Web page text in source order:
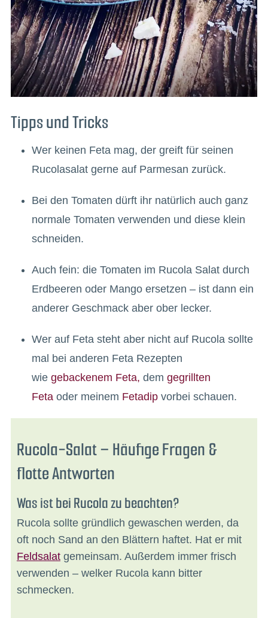
Tipps und Tricks
Wer keinen Feta mag, der greift für seinen
Rucolasalat gerne auf Parmesan zurück.
Bei den Tomaten dürft ihr natürlich auch ganz
normale Tomaten verwenden und diese klein
schneiden.
Auch fein: die Tomaten im Rucola Salat durch
Erdbeeren oder Mango ersetzen – ist dann ein
anderer Geschmack aber ober lecker.
Wer auf Feta steht aber nicht auf Rucola sollte
mal bei anderen Feta Rezepten
wie gebackenem Feta, dem gegrillten
Fetaoder meinem Fetadipvorbei schauen.
Rucola-Salat – Häufige Fragen &
flotte Antworten
Was ist bei Rucola zu beachten?
Rucola sollte gründlich gewaschen werden, da
oft noch Sand an den Blättern haftet. Hat er mit
Feldsalatgemeinsam. Außerdem immer frisch
verwenden – welker Rucola kann bitter
schmecken.